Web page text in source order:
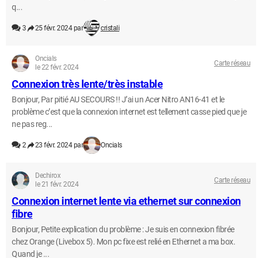
q...
3 25 févr. 2024 par cristali
Oncials
le 22 févr. 2024
Carte réseau
Connexion très lente/très instable
Bonjour, Par pitié AU SECOURS !! J’ai un Acer Nitro AN16-41 et le
problème c’est que la connexion internet est tellement casse pied que je
ne pas reg...
2 23 févr. 2024 par Oncials
Dechirox
le 21 févr. 2024
Carte réseau
Connexion internet lente via ethernet sur connexion
fibre
Bonjour, Petite explication du problème : Je suis en connexion fibrée
chez Orange (Livebox 5). Mon pc fixe est relié en Ethernet a ma box.
Quand je ...